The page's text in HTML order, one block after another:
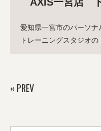
愛知県一宮市のパーソ
トレーニングスタジオの
« PREV